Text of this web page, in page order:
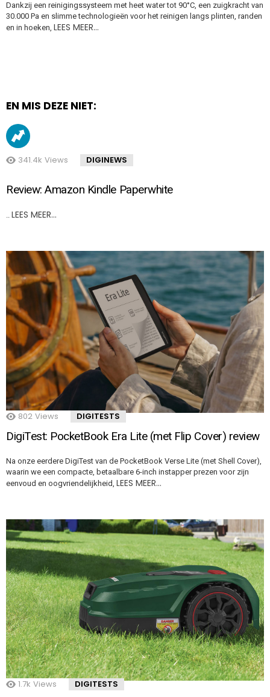
Dankzij een reinigingssysteem met heet water tot 90°C, een zuigkracht van
30.000 Pa en slimme technologieën voor het reinigen langs plinten, randen
en in hoeken, LEES MEER…
EN MIS DEZE NIET:
341.4k Views DIGINEWS
Review: Amazon Kindle Paperwhite
.. LEES MEER…
802 Views DIGITESTS
DigiTest: PocketBook Era Lite (met Flip Cover) review
Na onze eerdere DigiTest van de PocketBook Verse Lite (met Shell Cover),
waarin we een compacte, betaalbare 6-inch instapper prezen voor zijn
eenvoud en oogvriendelijkheid, LEES MEER…
1.7k Views DIGITESTS